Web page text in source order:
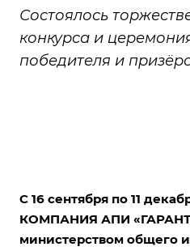
Состоялось
конкурса и
победителя и
С 16 сентября по 11
КОМПАНИЯ АПИ
министерством общего